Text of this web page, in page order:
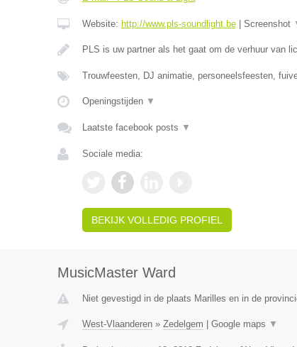
Website: http://www.pls-soundlight.be| Screenshot
PLS is uw partner als het gaat om de verhuur van
Trouwfeesten, DJ animatie, personeelsfeesten,
Openingstijden ▼
Laatste facebook posts ▼
Sociale media:
BEKIJK VOLLEDIG PROFIEL
MusicMaster Ward
Niet gevestigd in de plaats Marilles en in de
West-Vlaanderen» Zedelgem Google maps ▼